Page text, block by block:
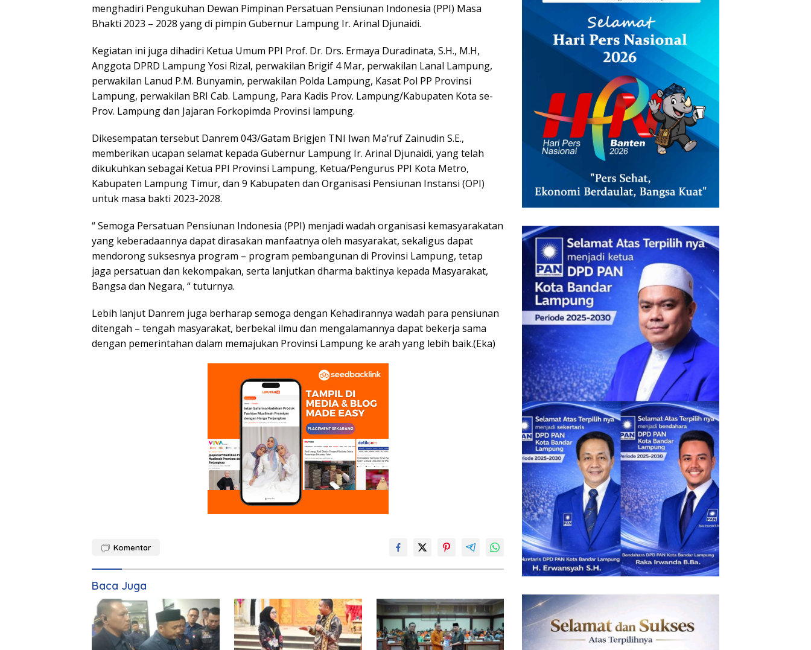
menghadiri Pengukuhan Dewan Pimpinan Persatuan Pensiunan Indonesia (PPI) Masa
Bhakti 2023 – 2028 yang di pimpin Gubernur Lampung Ir. Arinal Djunaidi.
Kegiatan ini juga dihadiri Ketua Umum PPI Prof. Dr. Drs. Ermaya Duradinata, S.H., M.H,
Anggota DPRD Lampung Yosi Rizal, perwakilan Brigif 4 Mar, perwakilan Lanal Lampung,
perwakilan Lanud P.M. Bunyamin, perwakilan Polda Lampung, Kasat Pol PP Provinsi
Lampung, perwakilan BRI Cab. Lampung, Para Kadis Prov. Lampung/Kabupaten Kota se-
Prov. Lampung dan Jajaran Forkopimda Provinsi lampung.
Dikesempatan tersebut Danrem 043/Gatam Brigjen TNI Iwan Ma’ruf Zainudin S.E.,
memberikan ucapan selamat kepada Gubernur Lampung Ir. Arinal Djunaidi, yang telah
dikukuhkan sebagai Ketua PPI Provinsi Lampung, Ketua/Pengurus PPI Kota Metro,
Kabupaten Lampung Timur, dan 9 Kabupaten dan Organisasi Pensiunan Instansi (OPI)
untuk masa bakti 2023-2028.
“ Semoga Persatuan Pensiunan Indonesia (PPI) menjadi wadah organisasi kemasyarakatan
yang keberadaannya dapat dirasakan manfaatnya oleh masyarakat, sekaligus dapat
mendorong suksesnya program – program pembangunan di Provinsi Lampung, tetap
jaga persatuan dan kekompakan, serta lanjutkan dharma baktinya kepada Masyarakat,
Bangsa dan Negara, “ tuturnya.
Lebih lanjut Danrem juga berharap semoga dengan Kehadirannya wadah para pensiunan
ditengah – tengah masyarakat, berbekal ilmu dan mengalamannya dapat bekerja sama
dengan pemerintahan dalam memajukan Provinsi Lampung ke arah yang lebih baik.(Eka)
Komentar
Baca Juga